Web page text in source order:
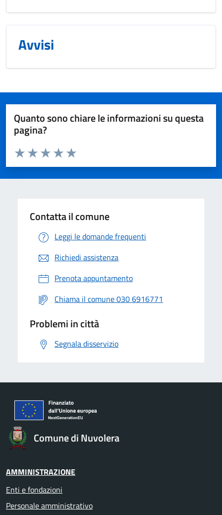
Avvisi
Quanto sono chiare le informazioni su questa
pagina?
Valuta da 1 a 5 stelle la pagina
Valuta 5 stelle su 5
Valuta 4 stelle su 5
Valuta 3 stelle su 5
Valuta 2 stelle su 5
Valuta 1 stelle su 5
Contatta il comune
Leggi le domande frequenti
Richiedi assistenza
Prenota appuntamento
Chiama il comune 030 6916771
Problemi in città
Segnala disservizio
Comune di Nuvolera
AMMINISTRAZIONE
Enti e fondazioni
Personale amministrativo